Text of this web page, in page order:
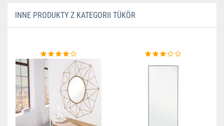
INNE PRODUKTY Z KATEGORII TÜKÖR